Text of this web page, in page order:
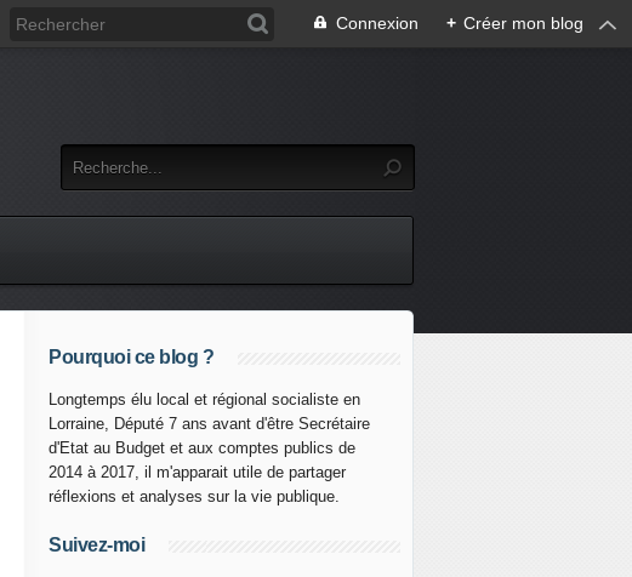
Connexion + Créer mon blog
Pourquoi ce blog ?
Longtemps élu local et régional socialiste en
Lorraine, Député 7 ans avant d'être Secrétaire
d'Etat au Budget et aux comptes publics de
2014 à 2017, il m'apparait utile de partager
réflexions et analyses sur la vie publique.
Suivez-moi